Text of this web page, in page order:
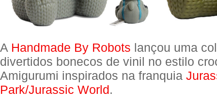
A Handmade By Robots lançou uma
divertidos bonecos de vinil no estilo
Amigurumi inspirados na franquia
Park/Jurassic World.